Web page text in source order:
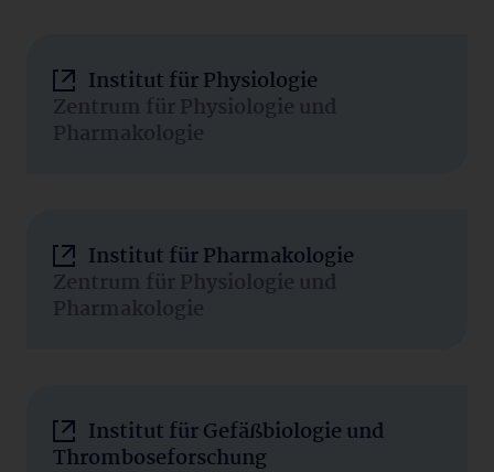
Institut für Physiologie
Zentrum für Physiologie und
Pharmakologie
Institut für Pharmakologie
Zentrum für Physiologie und
Pharmakologie
Institut für Gefäßbiologie und
Thromboseforschung